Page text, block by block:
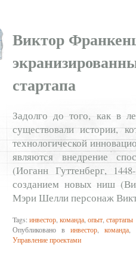
Виктор
стартапа
Задолго до того, как в
существовали истории,
технологической
являются внедрение
(Иоганн Гуттенберг,
созданием новых ниш
Мэри Шелли персонаж
Tags: инвестор,команда,опыт,стартапы
Опубликовано в инвестор, команда,
Управление проектами